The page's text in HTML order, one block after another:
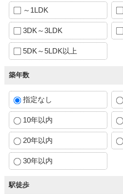
～1LDK
3DK～3LDK
5DK～5LDK以上
築年数
指定なし
10年以内
20年以内
30年以内
駅徒歩